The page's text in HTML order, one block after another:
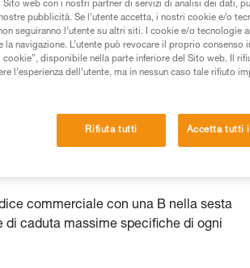
per poter capire queste
addestramento specifico.
da soli, in piena sicurezza,
esistere altre che non
commerciale con una B nella sesta
di caduta massime specifiche di ogni
Sito web con i nostri partner di servizi di analisi dei dati,
pubblicità. Se l’utente accetta, i nostri cookie e/o
seguiranno l’utente su altri siti. I cookie e/o tecnologie
la navigazione. L’utente può revocare il proprio consenso
disponibile nella parte inferiore del Sito web. Il
l’esperienza dell’utente, ma in nessun caso tale rifiuto
Rifiuta tutti Accetta tutti